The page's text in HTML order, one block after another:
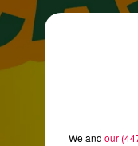
We and our